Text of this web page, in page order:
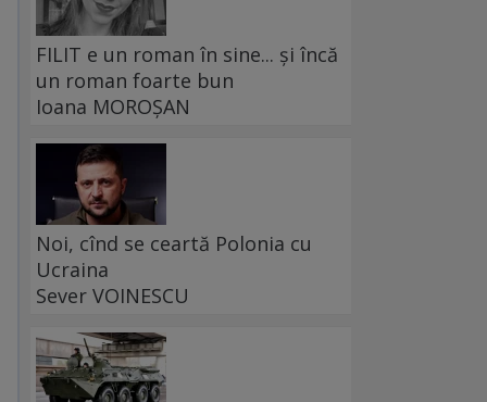
FILIT e un roman în sine... și încă
un roman foarte bun
Ioana MOROȘAN
Noi, cînd se ceartă Polonia cu
Ucraina
Sever VOINESCU